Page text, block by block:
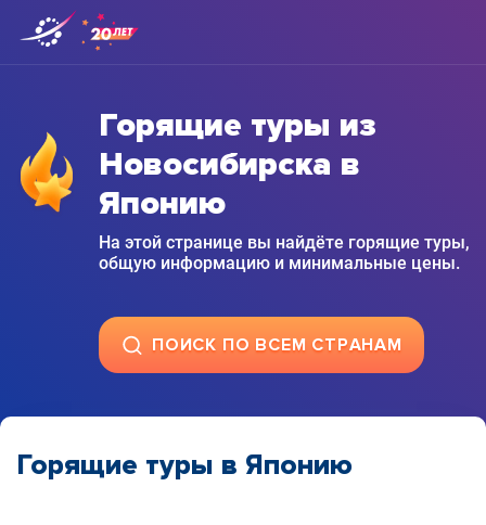
Горящие туры из
Новосибирска в
Японию
На этой странице вы найдёте горящие туры,
общую информацию и минимальные цены.
ПОИСК ПО ВСЕМ СТРАНАМ
Горящие туры в Японию